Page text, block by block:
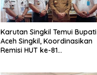
Karutan Singkil Temui Bupati
Aceh Singkil, Koordinasikan
Remisi HUT ke-81